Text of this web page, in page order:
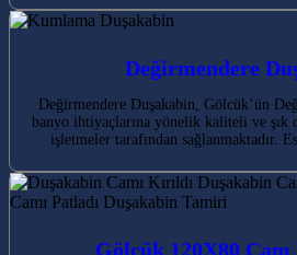
Değirmendere
Değirmendere Duşakabin, Gölcük’ün
banyo ihtiyaçlarına yönelik kaliteli ve şık
işletmeler tarafından sağlanmaktadır.
Gölcük 120X80 Cam